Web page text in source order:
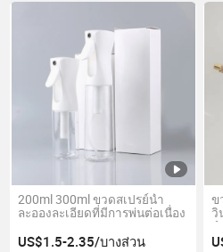
200ml 300ml ขวดสเปรย์น้ำ
ละอองละเอียดที่มีการพ่นต่อเนื่อง
US$1.5-2.35/บางส่วน
ข
วิ